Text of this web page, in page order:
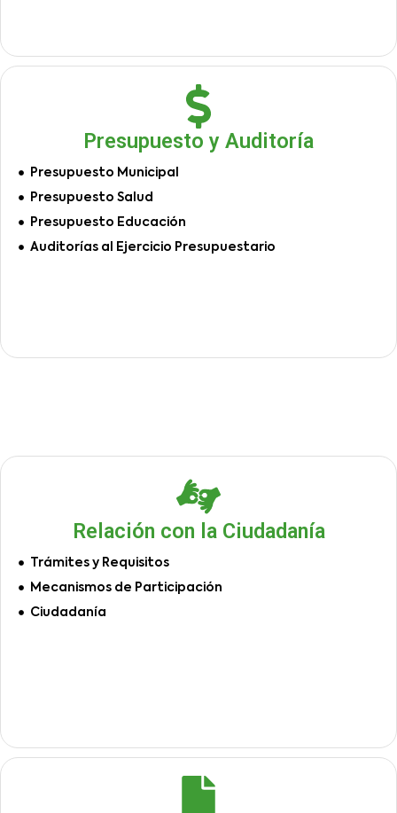
Presupuesto y Auditoría
Presupuesto Municipal
Presupuesto Salud
Presupuesto Educación
Auditorías al Ejercicio Presupuestario
Relación con la Ciudadanía
Trámites y Requisitos
Mecanismos de Participación
Ciudadanía